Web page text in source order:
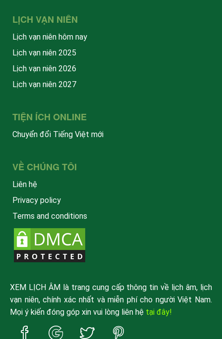
LỊCH VẠN NIÊN
Lịch vạn niên hôm nay
Lịch vạn niên 2025
Lịch vạn niên 2026
Lịch vạn niên 2027
TIỆN ÍCH ONLINE
Chuyển đổi Tiếng Việt mới
VỀ CHÚNG TÔI
Liên hệ
Privacy policy
Terms and conditions
XEM LỊCH ÂM là trang cung cấp thông tin về lịch âm, lịch
vạn niên, chính xác nhất và miễn phí cho người Việt Nam.
Mọi ý kiến đóng góp xin vui lòng liên hệ tại đây!
Trang
Trang
Trang
Trang